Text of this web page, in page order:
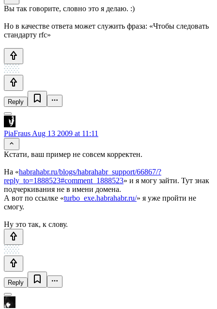
Вы так говорите, словно это я делаю. :)
Но в качестве ответа может служить фраза: «Чтобы следовать
стандарту rfc»
Reply
PiaFraus Aug 13 2009 at 11:11
Кстати, ваш пример не совсем корректен.
На «habrahabr.ru/blogs/habrahabr_support/66867/?
reply_to=1888523#comment_1888523» и я могу зайти. Тут знак
подчеркивания не в имени домена.
А вот по ссылке «turbo_exe.habrahabr.ru/» я уже пройти не
смогу.
Ну это так, к слову.
Reply